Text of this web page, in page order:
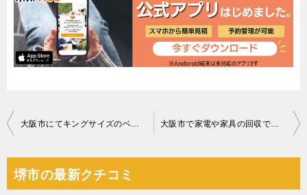
投
ナ
ビ
大阪市にてキングサイズのベッドの回収に伺ったお客サマの声 大阪市で家電や家具の回収で即日対応させて頂いたお客様の声
堺市の最新クチコミ